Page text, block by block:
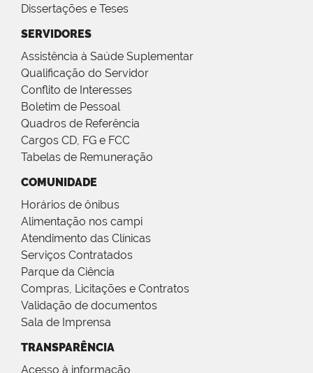
Dissertações e Teses
SERVIDORES
Assistência à Saúde Suplementar
Qualificação do Servidor
Conflito de Interesses
Boletim de Pessoal
Quadros de Referência
Cargos CD, FG e FCC
Tabelas de Remuneração
COMUNIDADE
Horários de ônibus
Alimentação nos campi
Atendimento das Clínicas
Serviços Contratados
Parque da Ciência
Compras, Licitações e Contratos
Validação de documentos
Sala de Imprensa
TRANSPARÊNCIA
Acesso à informação